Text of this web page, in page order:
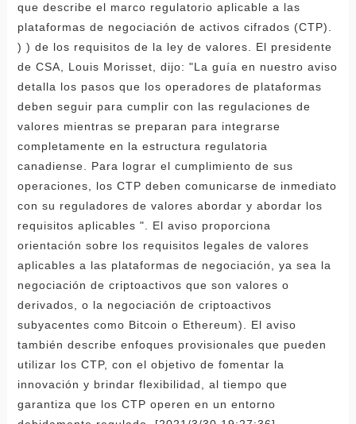
que describe el marco regulatorio aplicable a las
plataformas de negociación de activos cifrados (CTP).
) ) de los requisitos de la ley de valores. El presidente
de CSA, Louis Morisset, dijo: "La guía en nuestro aviso
detalla los pasos que los operadores de plataformas
deben seguir para cumplir con las regulaciones de
valores mientras se preparan para integrarse
completamente en la estructura regulatoria
canadiense. Para lograr el cumplimiento de sus
operaciones, los CTP deben comunicarse de inmediato
con su reguladores de valores abordar y abordar los
requisitos aplicables ". El aviso proporciona
orientación sobre los requisitos legales de valores
aplicables a las plataformas de negociación, ya sea la
negociación de criptoactivos que son valores o
derivados, o la negociación de criptoactivos
subyacentes como Bitcoin o Ethereum). El aviso
también describe enfoques provisionales que pueden
utilizar los CTP, con el objetivo de fomentar la
innovación y brindar flexibilidad, al tiempo que
garantiza que los CTP operen en un entorno